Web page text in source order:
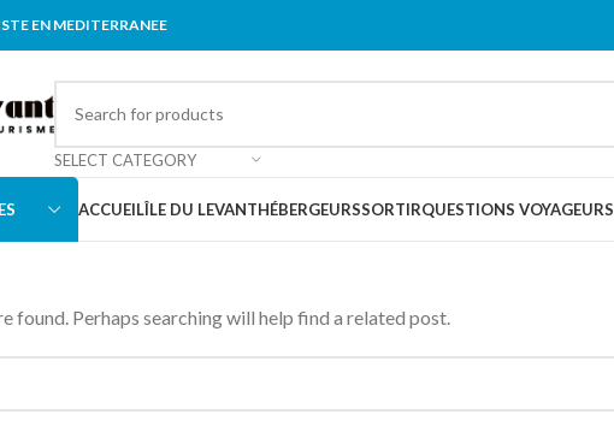
EN MEDITERRANEE
SELECT CATEGORY
ACCUEILÎLE DU LEVANTHÉBERGEURSSORTIRQUESTIONS VOYAGEURS
found. Perhaps searching will help find a related post.